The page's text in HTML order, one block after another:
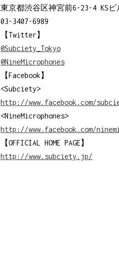
東京都渋谷区神宮前6-23-4 KSビ
03-3407-6989
【Twitter】
@Subciety_Tokyo
@NineMicrophones
【Facebook】
<Subciety>
http://www.facebook.com/
<NineMicrophones>
http://www.facebook.com/
【OFFICIAL HOME PAGE】
http://www.subciety.jp/